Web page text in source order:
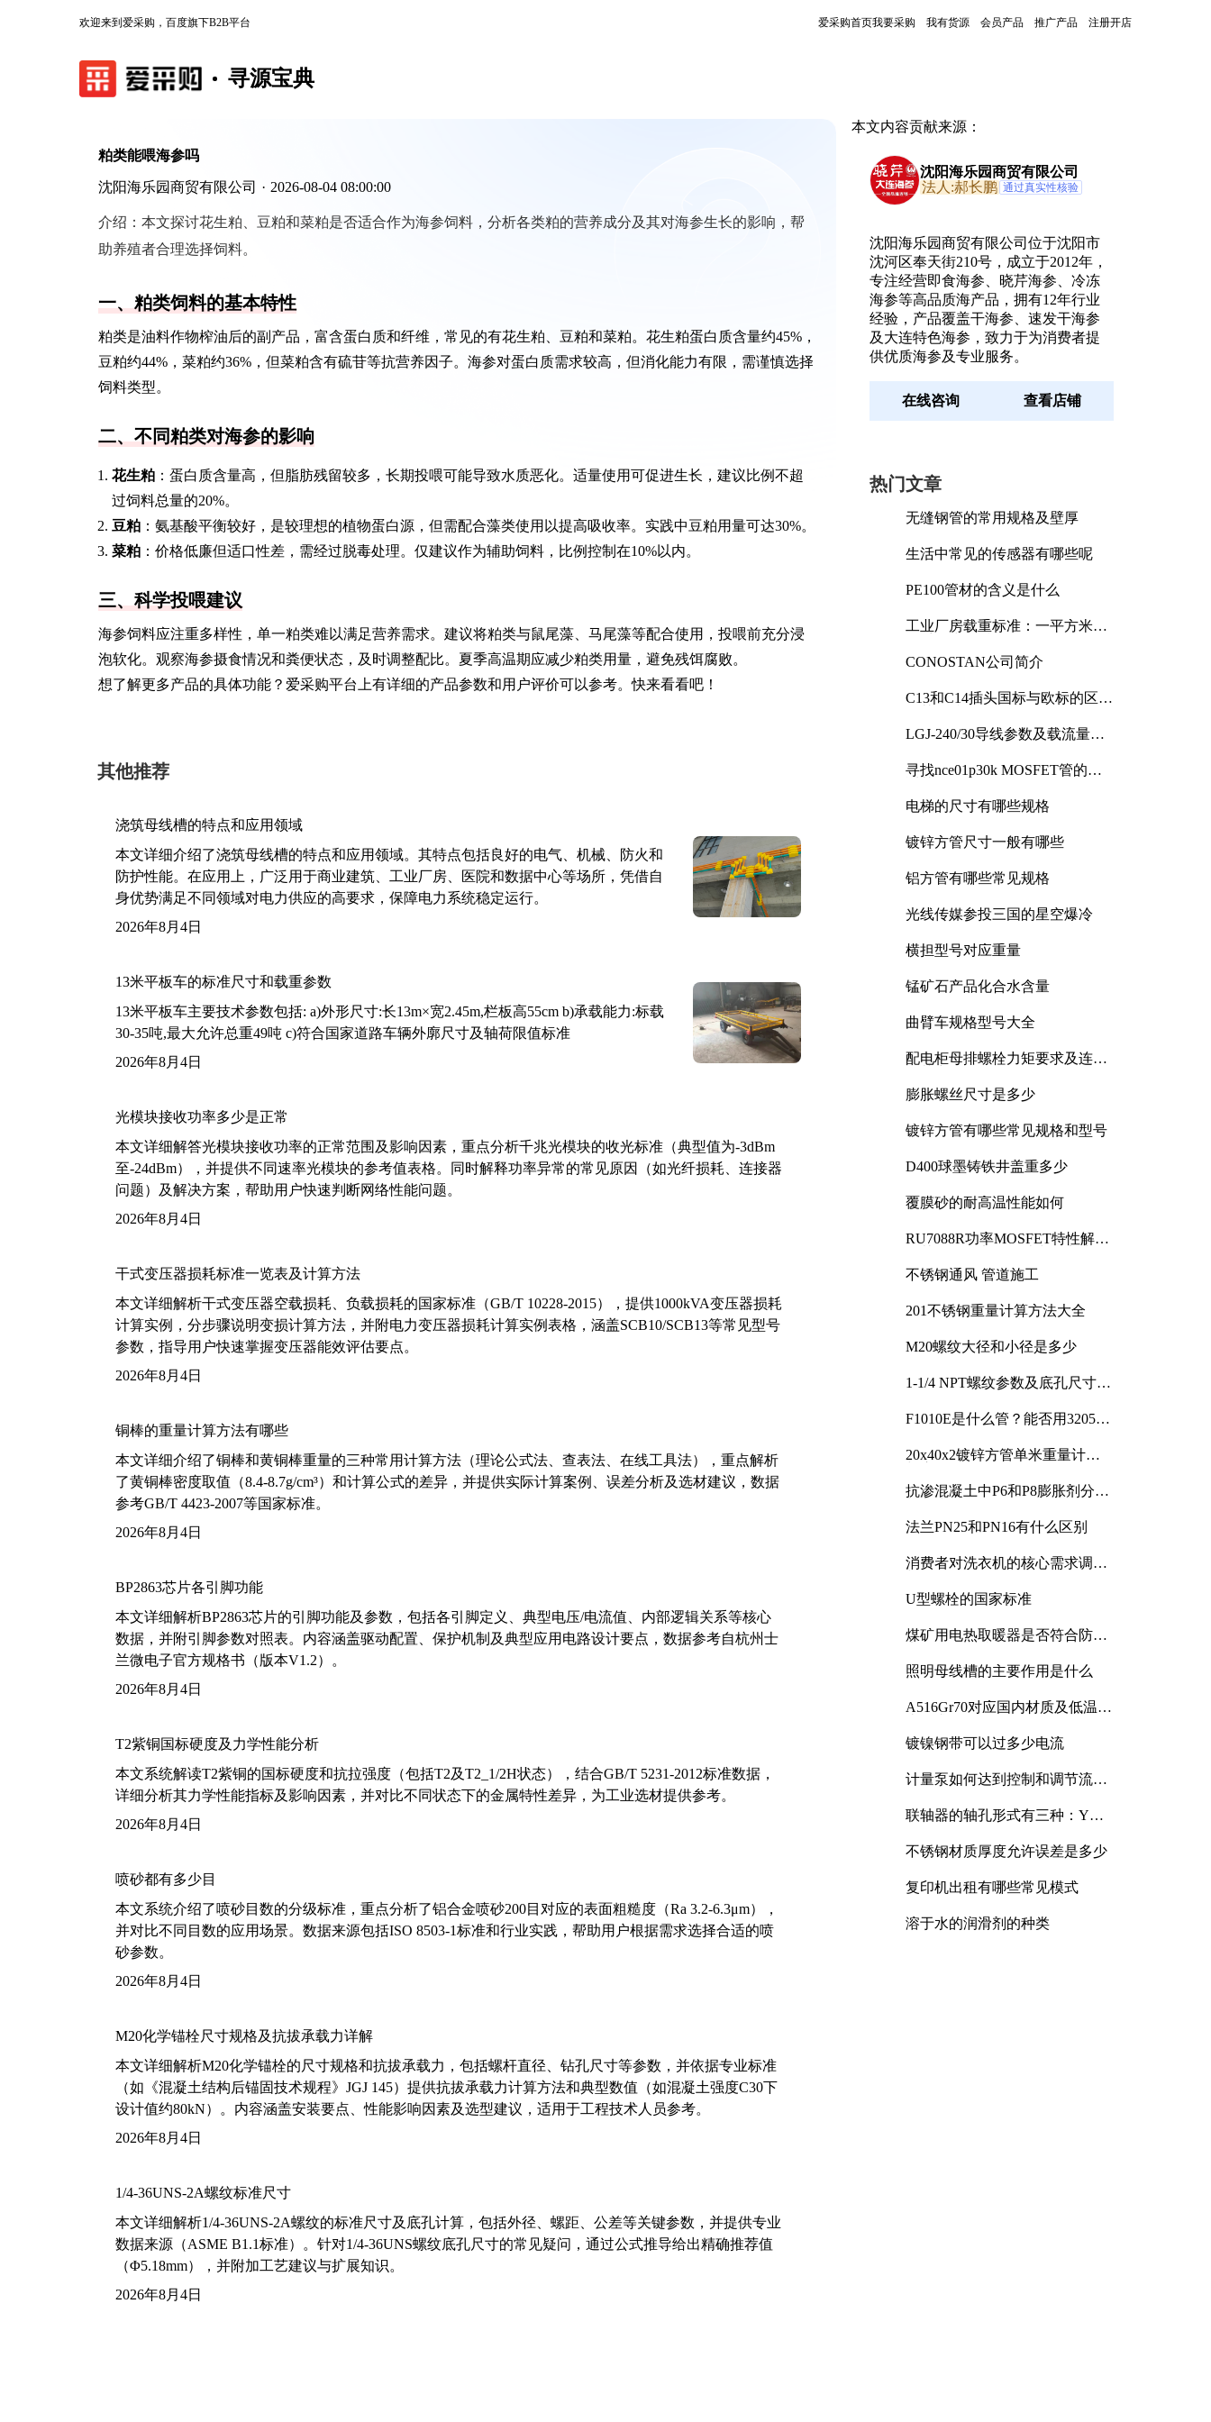
欢迎来到爱采购，百度旗下B2B平台 爱采购首页我要采购 我有货源 会员产品 推广产品 注册开店
寻源宝典
粕类能喂海参吗
沈阳海乐园商贸有限公司 · 2026-08-04 08:00:00
介绍： 本文探讨花生粕、豆粕和菜粕是否适合作为海参饲料，分析各类粕的营养成分及其对海参生长的影响，帮
助养殖者合理选择饲料。
一、粕类饲料的基本特性
粕类是油料作物榨油后的副产品，富含蛋白质和纤维，常见的有花生粕、豆粕和菜粕。花生粕蛋白质含量约45%，
豆粕约44%，菜粕约36%，但菜粕含有硫苷等抗营养因子。海参对蛋白质需求较高，但消化能力有限，需谨慎选择
饲料类型。
二、不同粕类对海参的影响
花生粕 ：蛋白质含量高，但脂肪残留较多，长期投喂可能导致水质恶化。适量使用可促进生长，建议比例不超
过饲料总量的20%。
豆粕 ：氨基酸平衡较好，是较理想的植物蛋白源，但需配合藻类使用以提高吸收率。实践中豆粕用量可达30%。
菜粕 ：价格低廉但适口性差，需经过脱毒处理。仅建议作为辅助饲料，比例控制在10%以内。
三、科学投喂建议
海参饲料应注重多样性，单一粕类难以满足营养需求。建议将粕类与鼠尾藻、马尾藻等配合使用，投喂前充分浸
泡软化。观察海参摄食情况和粪便状态，及时调整配比。夏季高温期应减少粕类用量，避免残饵腐败。
想了解更多产品的具体功能？爱采购平台上有详细的产品参数和用户评价可以参考。快来看看吧！
其他推荐
浇筑母线槽的特点和应用领域
本文详细介绍了浇筑母线槽的特点和应用领域。其特点包括良好的电气、机械、防火和
防护性能。在应用上，广泛用于商业建筑、工业厂房、医院和数据中心等场所，凭借自
身优势满足不同领域对电力供应的高要求，保障电力系统稳定运行。
2026年8月4日
13米平板车的标准尺寸和载重参数
13米平板车主要技术参数包括: a)外形尺寸:长13m×宽2.45m,栏板高55cm b)承载能力:标载
30-35吨,最大允许总重49吨 c)符合国家道路车辆外廓尺寸及轴荷限值标准
2026年8月4日
光模块接收功率多少是正常
本文详细解答光模块接收功率的正常范围及影响因素，重点分析千兆光模块的收光标准（典型值为-3dBm
至-24dBm），并提供不同速率光模块的参考值表格。同时解释功率异常的常见原因（如光纤损耗、连接器
问题）及解决方案，帮助用户快速判断网络性能问题。
2026年8月4日
干式变压器损耗标准一览表及计算方法
本文详细解析干式变压器空载损耗、负载损耗的国家标准（GB/T 10228-2015），提供1000kVA变压器损耗
计算实例，分步骤说明变损计算方法，并附电力变压器损耗计算实例表格，涵盖SCB10/SCB13等常见型号
参数，指导用户快速掌握变压器能效评估要点。
2026年8月4日
铜棒的重量计算方法有哪些
本文详细介绍了铜棒和黄铜棒重量的三种常用计算方法（理论公式法、查表法、在线工具法），重点解析
了黄铜棒密度取值（8.4-8.7g/cm³）和计算公式的差异，并提供实际计算案例、误差分析及选材建议，数据
参考GB/T 4423-2007等国家标准。
2026年8月4日
BP2863芯片各引脚功能
本文详细解析BP2863芯片的引脚功能及参数，包括各引脚定义、典型电压/电流值、内部逻辑关系等核心
数据，并附引脚参数对照表。内容涵盖驱动配置、保护机制及典型应用电路设计要点，数据参考自杭州士
兰微电子官方规格书（版本V1.2）。
2026年8月4日
T2紫铜国标硬度及力学性能分析
本文系统解读T2紫铜的国标硬度和抗拉强度（包括T2及T2_1/2H状态），结合GB/T 5231-2012标准数据，
详细分析其力学性能指标及影响因素，并对比不同状态下的金属特性差异，为工业选材提供参考。
2026年8月4日
喷砂都有多少目
本文系统介绍了喷砂目数的分级标准，重点分析了铝合金喷砂200目对应的表面粗糙度（Ra 3.2-6.3μm），
并对比不同目数的应用场景。数据来源包括ISO 8503-1标准和行业实践，帮助用户根据需求选择合适的喷
砂参数。
2026年8月4日
M20化学锚栓尺寸规格及抗拔承载力详解
本文详细解析M20化学锚栓的尺寸规格和抗拔承载力，包括螺杆直径、钻孔尺寸等参数，并依据专业标准
（如《混凝土结构后锚固技术规程》JGJ 145）提供抗拔承载力计算方法和典型数值（如混凝土强度C30下
设计值约80kN）。内容涵盖安装要点、性能影响因素及选型建议，适用于工程技术人员参考。
2026年8月4日
1/4-36UNS-2A螺纹标准尺寸
本文详细解析1/4-36UNS-2A螺纹的标准尺寸及底孔计算，包括外径、螺距、公差等关键参数，并提供专业
数据来源（ASME B1.1标准）。针对1/4-36UNS螺纹底孔尺寸的常见疑问，通过公式推导给出精确推荐值
（Φ5.18mm），并附加工艺建议与扩展知识。
2026年8月4日
本文内容贡献来源：
沈阳海乐园商贸有限公司
法人:郝长鹏 通过真实性核验
沈阳海乐园商贸有限公司位于沈阳市
沈河区奉天街210号，成立于2012年，
专注经营即食海参、晓芹海参、冷冻
海参等高品质海产品，拥有12年行业
经验，产品覆盖干海参、速发干海参
及大连特色海参，致力于为消费者提
供优质海参及专业服务。
在线咨询 查看店铺
热门文章
无缝钢管的常用规格及壁厚
生活中常见的传感器有哪些呢
PE100管材的含义是什么
工业厂房载重标准：一平方米能
CONOSTAN公司简介
C13和C14插头国标与欧标的区别
LGJ-240/30导线参数及载流量解
寻找nce01p30k MOSFET管的合
电梯的尺寸有哪些规格
镀锌方管尺寸一般有哪些
铝方管有哪些常见规格
光线传媒参投三国的星空爆冷
横担型号对应重量
锰矿石产品化合水含量
曲臂车规格型号大全
配电柜母排螺栓力矩要求及连接
膨胀螺丝尺寸是多少
镀锌方管有哪些常见规格和型号
D400球墨铸铁井盖重多少
覆膜砂的耐高温性能如何
RU7088R功率MOSFET特性解析
不锈钢通风 管道施工
201不锈钢重量计算方法大全
M20螺纹大径和小径是多少
1-1/4 NPT螺纹参数及底孔尺寸详
F1010E是什么管？能否用3205或
20x40x2镀锌方管单米重量计算
抗渗混凝土中P6和P8膨胀剂分别
法兰PN25和PN16有什么区别
消费者对洗衣机的核心需求调研
U型螺栓的国家标准
煤矿用电热取暖器是否符合防爆
照明母线槽的主要作用是什么
A516Gr70对应国内材质及低温冲
镀镍钢带可以过多少电流
计量泵如何达到控制和调节流量
联轴器的轴孔形式有三种：Y
不锈钢材质厚度允许误差是多少
复印机出租有哪些常见模式
溶于水的润滑剂的种类